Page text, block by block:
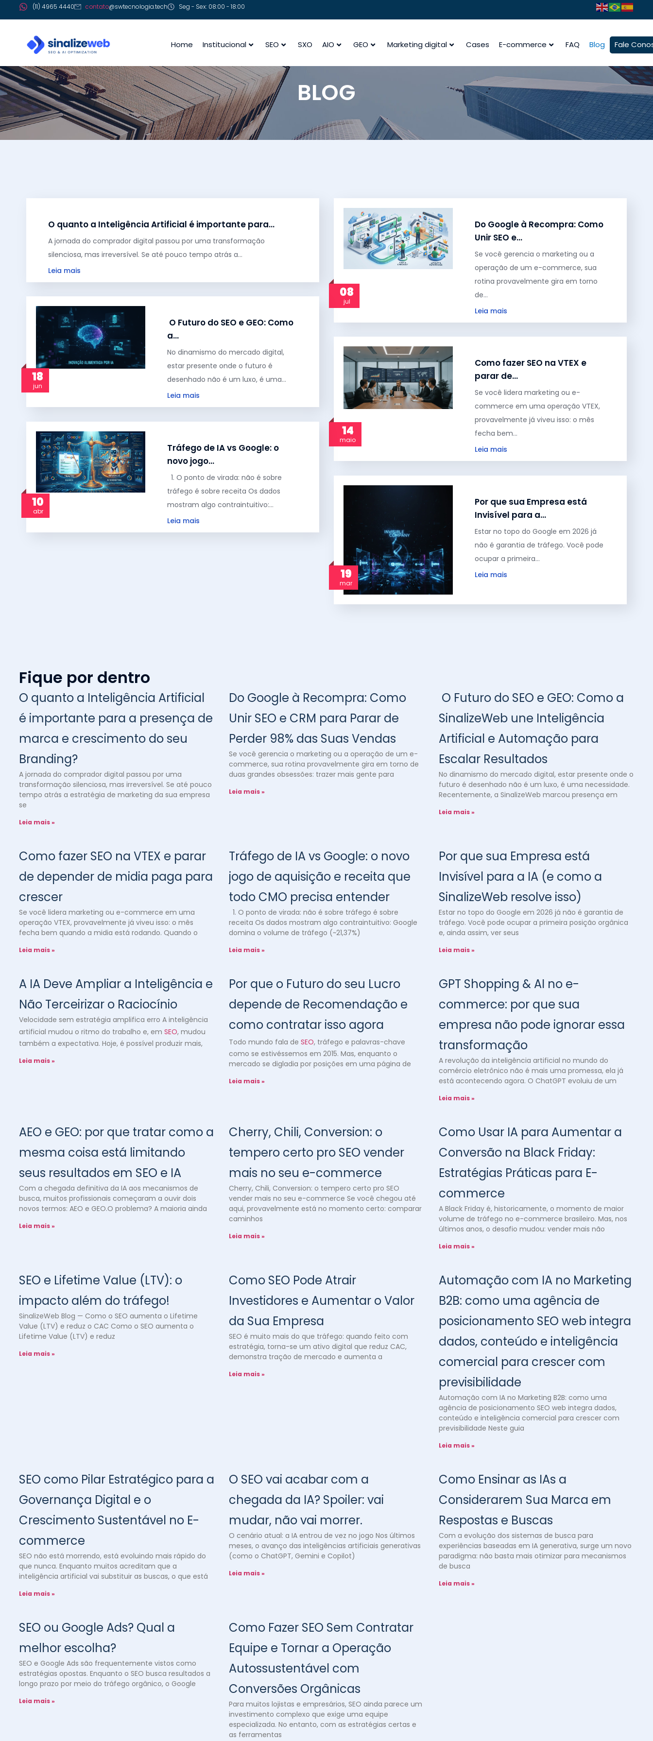
(11) 4965 4440 contato@swtecnologia.tech Seg - Sex: 08:00 - 18:00
Home Institucional SEO SXO AIO GEO Marketing digital Cases E-commerce FAQ Blog Fale
BLOG
O quanto a Inteligência Artificial é importante para…
A jornada do comprador digital passou por uma transformação
silenciosa, mas irreversível. Se até pouco tempo atrás a…
Leia mais
08
jul
Do Google à Recompra: Como
Unir SEO e…
Se você gerencia o marketing ou a
operação de um e-commerce, sua
rotina provavelmente gira em torno
de…
Leia mais
18
jun
O Futuro do SEO e GEO: Como
a…
No dinamismo do mercado digital,
estar presente onde o futuro é
desenhado não é um luxo, é uma…
Leia mais
14
maio
Como fazer SEO na VTEX e
parar de…
Se você lidera marketing ou e-
commerce em uma operação VTEX,
provavelmente já viveu isso: o mês
fecha bem…
Leia mais
10
abr
Tráfego de IA vs Google: o
novo jogo…
1. O ponto de virada: não é sobre
tráfego é sobre receita Os dados
mostram algo contraintuitivo:…
Leia mais
19
mar
Por que sua Empresa está
Invisível para a…
Estar no topo do Google em 2026 já
não é garantia de tráfego. Você pode
ocupar a primeira…
Leia mais
Fique por dentro
O quanto a Inteligência Artificial
é importante para a presença de
marca e crescimento do seu
Branding?
A jornada do comprador digital passou por uma
transformação silenciosa, mas irreversível. Se até pouco
tempo atrás a estratégia de marketing da sua empresa
se
Leia mais »
Do Google à Recompra: Como
Unir SEO e CRM para Parar de
Perder 98% das Suas Vendas
Se você gerencia o marketing ou a operação de um e-
commerce, sua rotina provavelmente gira em torno de
duas grandes obsessões: trazer mais gente para
Leia mais »
O Futuro do SEO e GEO: Como a
SinalizeWeb une Inteligência
Artificial e Automação para
Escalar Resultados
No dinamismo do mercado digital, estar presente onde o
futuro é desenhado não é um luxo, é uma necessidade.
Recentemente, a SinalizeWeb marcou presença em
Leia mais »
Como fazer SEO na VTEX e parar
de depender de midia paga para
crescer
Se você lidera marketing ou e-commerce em uma
operação VTEX, provavelmente já viveu isso: o mês
fecha bem quando a midia está rodando. Quando o
Leia mais »
Tráfego de IA vs Google: o novo
jogo de aquisição e receita que
todo CMO precisa entender
1. O ponto de virada: não é sobre tráfego é sobre
receita Os dados mostram algo contraintuitivo: Google
domina o volume de tráfego (~21,37%)
Leia mais »
Por que sua Empresa está
Invisível para a IA (e como a
SinalizeWeb resolve isso)
Estar no topo do Google em 2026 já não é garantia de
tráfego. Você pode ocupar a primeira posição orgânica
e, ainda assim, ver seus
Leia mais »
A IA Deve Ampliar a Inteligência e
Não Terceirizar o Raciocínio
Velocidade sem estratégia amplifica erro A inteligência
artificial mudou o ritmo do trabalho e, em SEO, mudou
também a expectativa. Hoje, é possível produzir mais,
Leia mais »
Por que o Futuro do seu Lucro
depende de Recomendação e
como contratar isso agora
Todo mundo fala de SEO, tráfego e palavras-chave
como se estivéssemos em 2015. Mas, enquanto o
mercado se digladia por posições em uma página de
Leia mais »
GPT Shopping & AI no e-
commerce: por que sua
empresa não pode ignorar essa
transformação
A revolução da inteligência artificial no mundo do
comércio eletrônico não é mais uma promessa, ela já
está acontecendo agora. O ChatGPT evoluiu de um
Leia mais »
AEO e GEO: por que tratar como a
mesma coisa está limitando
seus resultados em SEO e IA
Com a chegada definitiva da IA aos mecanismos de
busca, muitos profissionais começaram a ouvir dois
novos termos: AEO e GEO.O problema? A maioria ainda
Leia mais »
Cherry, Chili, Conversion: o
tempero certo pro SEO vender
mais no seu e-commerce
Cherry, Chili, Conversion: o tempero certo pro SEO
vender mais no seu e-commerce Se você chegou até
aqui, provavelmente está no momento certo: comparar
caminhos
Leia mais »
Como Usar IA para Aumentar a
Conversão na Black Friday:
Estratégias Práticas para E-
commerce
A Black Friday é, historicamente, o momento de maior
volume de tráfego no e-commerce brasileiro. Mas, nos
últimos anos, o desafio mudou: vender mais não
Leia mais »
SEO e Lifetime Value (LTV): o
impacto além do tráfego!
SinalizeWeb Blog — Como o SEO aumenta o Lifetime
Value (LTV) e reduz o CAC Como o SEO aumenta o
Lifetime Value (LTV) e reduz
Leia mais »
Como SEO Pode Atrair
Investidores e Aumentar o Valor
da Sua Empresa
SEO é muito mais do que tráfego: quando feito com
estratégia, torna-se um ativo digital que reduz CAC,
demonstra tração de mercado e aumenta a
Leia mais »
Automação com IA no Marketing
B2B: como uma agência de
posicionamento SEO web integra
dados, conteúdo e inteligência
comercial para crescer com
previsibilidade
Automação com IA no Marketing B2B: como uma
agência de posicionamento SEO web integra dados,
conteúdo e inteligência comercial para crescer com
previsibilidade Neste guia
Leia mais »
SEO como Pilar Estratégico para a
Governança Digital e o
Crescimento Sustentável no E-
commerce
SEO não está morrendo, está evoluindo mais rápido do
que nunca. Enquanto muitos acreditam que a
inteligência artificial vai substituir as buscas, o que está
Leia mais »
O SEO vai acabar com a
chegada da IA? Spoiler: vai
mudar, não vai morrer.
O cenário atual: a IA entrou de vez no jogo Nos últimos
meses, o avanço das inteligências artificiais generativas
(como o ChatGPT, Gemini e Copilot)
Leia mais »
Como Ensinar as IAs a
Considerarem Sua Marca em
Respostas e Buscas
Com a evolução dos sistemas de busca para
experiências baseadas em IA generativa, surge um novo
paradigma: não basta mais otimizar para mecanismos
de busca
Leia mais »
SEO ou Google Ads? Qual a
melhor escolha?
SEO e Google Ads são frequentemente vistos como
estratégias opostas. Enquanto o SEO busca resultados a
longo prazo por meio do tráfego orgânico, o Google
Leia mais »
Como Fazer SEO Sem Contratar
Equipe e Tornar a Operação
Autossustentável com
Conversões Orgânicas
Para muitos lojistas e empresários, SEO ainda parece um
investimento complexo que exige uma equipe
especializada. No entanto, com as estratégias certas e
as ferramentas